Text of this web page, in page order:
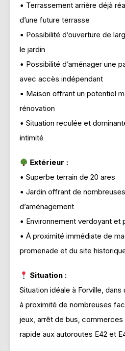
• Terrassement arrière déjà
d’une future terrasse
• Possibilité d’ouverture de
le jardin
• Possibilité d’aménager une
avec accès indépendant
• Maison offrant un potentiel
rénovation
• Situation reculée et
intimité
Extérieur :
• Superbe terrain de 20 ares
• Jardin offrant de
d’aménagement
• Environnement verdoyant et
• À proximité immédiate de
promenade et du site
Situation :
Situation idéale à Forville,
à proximité de nombreuses
jeux, arrêt de bus, commerces
rapide aux autoroutes E42 et